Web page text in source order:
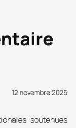
12 novembre 2025
soutenues